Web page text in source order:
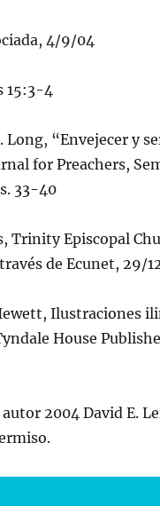
4/9/04
15:3-4
Long, “Envejecer y
for Preachers,
33-40
Trinity Episcopal
través de Ecunet, 29/
Ilustraciones
House
autor 2004 David E.